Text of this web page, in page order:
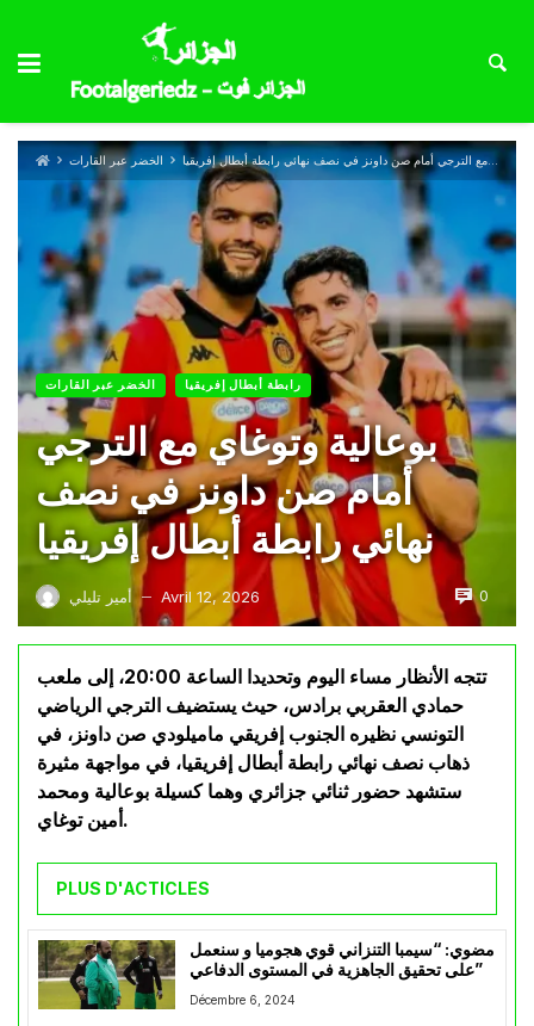
الخضر عبر القارات بوعالية وتوغاي مع الترجي أمام صن داونز في نصف نهائي رابطة أبطال إفريقيا
الخضر عبر القارات رابطة أبطال إفريقيا
بوعالية وتوغاي مع الترجي
أمام صن داونز في نصف
نهائي رابطة أبطال إفريقيا
أمير تليلي — Avril 12, 2026 0
تتجه الأنظار مساء اليوم وتحديدا الساعة 20:00، إلى ملعب
حمادي العقربي برادس، حيث يستضيف الترجي الرياضي
التونسي نظيره الجنوب إفريقي ماميلودي صن داونز، في
ذهاب نصف نهائي رابطة أبطال إفريقيا، في مواجهة مثيرة
ستشهد حضور ثنائي جزائري وهما كسيلة بوعالية ومحمد
أمين توغاي.
PLUS D'ACTICLES
مضوي: “سيمبا التنزاني قوي هجوميا و سنعمل
على تحقيق الجاهزية في المستوى الدفاعي”
Décembre 6, 2024